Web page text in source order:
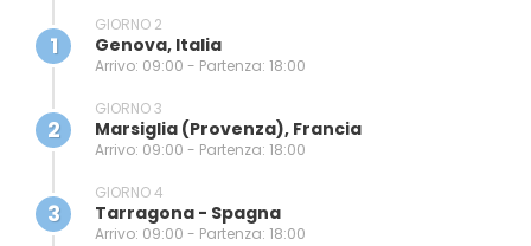
1
GIORNO 2
Genova, Italia
Arrivo: 09:00 - Partenza: 18:00
2
GIORNO 3
Marsiglia (provenza), Francia
Arrivo: 09:00 - Partenza: 18:00
3
GIORNO 4
Tarragona - Spagna
Arrivo: 09:00 - Partenza: 18:00